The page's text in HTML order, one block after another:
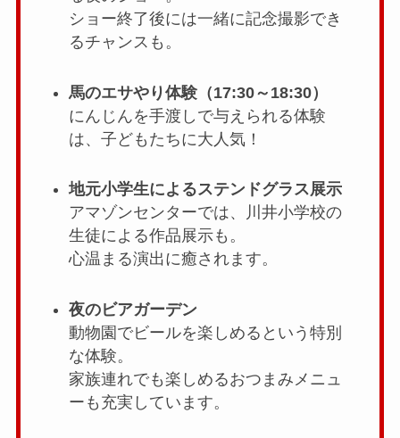
ショー終了後には一緒に記念撮影でき
るチャンスも。
馬のエサやり体験（17:30～18:30）
にんじんを手渡しで与えられる体験
は、子どもたちに大人気！
地元小学生によるステンドグラス展示
アマゾンセンターでは、川井小学校の
生徒による作品展示も。
心温まる演出に癒されます。
夜のビアガーデン
動物園でビールを楽しめるという特別
な体験。
家族連れでも楽しめるおつまみメニュ
ーも充実しています。